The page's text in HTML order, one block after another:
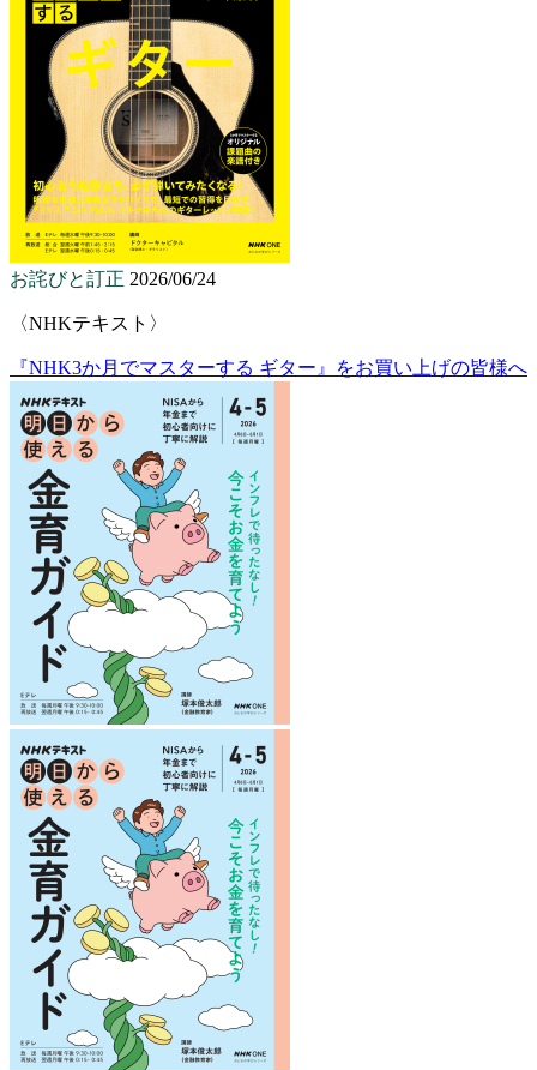
お詫びと訂正 2026/06/24
〈NHKテキスト〉
『NHK3か月でマスターする ギター』をお買い上げの皆様へ